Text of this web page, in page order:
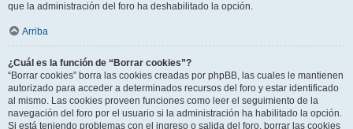
que la administración del foro ha deshabilitado la opción.
Arriba
¿Cuál es la función de “Borrar cookies”?
“Borrar cookies” borra las cookies creadas por phpBB, las cuales le mantienen
autorizado para acceder a determinados recursos del foro y estar identificado
al mismo. Las cookies proveen funciones como leer el seguimiento de la
navegación del foro por el usuario si la administración ha habilitado la opción.
Si está teniendo problemas con el ingreso o salida del foro, borrar las cookies